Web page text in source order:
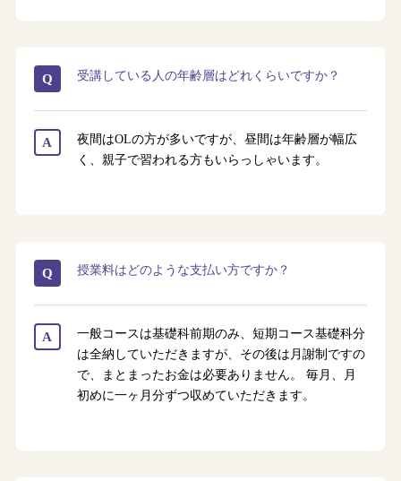
Q 受講している人の年齢層はどれくらいですか？
A
夜間はOLの方が多いですが、昼間は年齢層が幅広
く、親子で習われる方もいらっしゃいます。
Q 授業料はどのような支払い方ですか？
A
一般コースは基礎科前期のみ、短期コース基礎科分
は全納していただきますが、その後は月謝制ですの
で、まとまったお金は必要ありません。 毎月、月
初めに一ヶ月分ずつ収めていただきます。